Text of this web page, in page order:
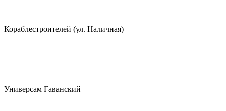
Кораблестроителей (ул. Наличная)
Универсам Гаванский